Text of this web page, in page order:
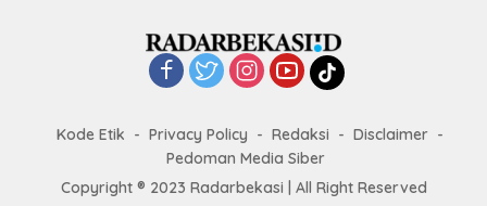
Kode Etik Privacy Policy Redaksi
Disclaimer
Pedoman Media Siber
Copyright ® 2023 Radarbekasi | All Right Reserved